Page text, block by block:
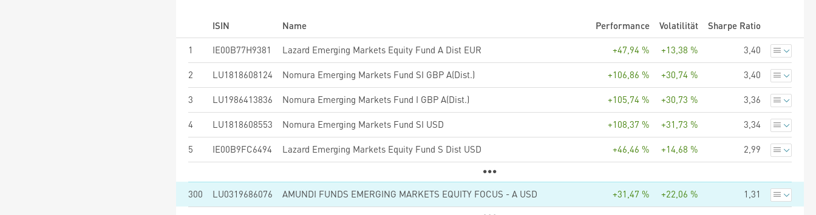
ISIN Name Performance Volatilität
Sharpe Ratio
1
IE00B77H9381 Lazard Emerging Markets Equity Fund A Dist EUR +47,94 % +13,38 % 3,40
2 LU1818608124 Nomura Emerging Markets Fund SI GBP A(Dist.) +106,86 % +30,74 % 3,40
3 LU1986413836 Nomura Emerging Markets Fund I GBP A(Dist.) +105,74 % +30,73 % 3,36
4 LU1818608553 Nomura Emerging Markets Fund SI USD +108,37 % +31,73 % 3,34
5 IE00B9FC6494 Lazard Emerging Markets Equity Fund S Dist USD +46,46 % +14,68 % 2,99
300 LU0319686076 AMUNDI FUNDS EMERGING MARKETS EQUITY FOCUS - A USD +31,47 % +22,06 % 1,31